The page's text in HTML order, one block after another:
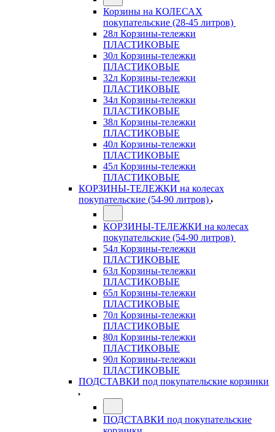
Корзины на КОЛЕСАХ
покупательские (28-45 литров)
28л Корзины-тележки
ПЛАСТИКОВЫЕ
30л Корзины-тележки
ПЛАСТИКОВЫЕ
32л Корзины-тележки
ПЛАСТИКОВЫЕ
34л Корзины-тележки
ПЛАСТИКОВЫЕ
38л Корзины-тележки
ПЛАСТИКОВЫЕ
40л Корзины-тележки
ПЛАСТИКОВЫЕ
45л Корзины-тележки
ПЛАСТИКОВЫЕ
КОРЗИНЫ-ТЕЛЕЖКИ на колесах
покупательские (54-90 литров)
КОРЗИНЫ-ТЕЛЕЖКИ на колесах
покупательские (54-90 литров)
54л Корзины-тележки
ПЛАСТИКОВЫЕ
63л Корзины-тележки
ПЛАСТИКОВЫЕ
65л Корзины-тележки
ПЛАСТИКОВЫЕ
70л Корзины-тележки
ПЛАСТИКОВЫЕ
80л Корзины-тележки
ПЛАСТИКОВЫЕ
90л Корзины-тележки
ПЛАСТИКОВЫЕ
ПОДСТАВКИ под покупательские корзинки
ПОДСТАВКИ под покупательские